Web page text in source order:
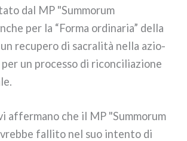
dal MP "Summorum
per la “Forma ordi­na­ria” del­la
recu­pe­ro di sacra­li­tà nel­la azio­
un pro­ces­so di ricon­ci­lia­zio­ne
affer­ma­no che il MP "Summorum
fal­li­to nel suo inten­to di